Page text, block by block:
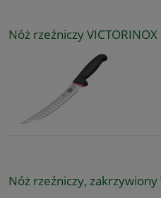
Nóż rzeźniczy
Nóż rzeźniczy, zakrzywiony